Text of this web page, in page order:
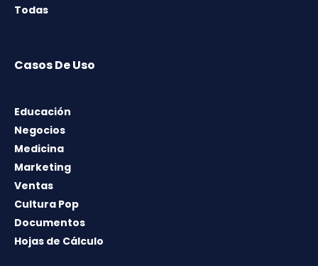
Todas
Casos De Uso
Educación
Negocios
Medicina
Marketing
Ventas
Cultura Pop
Documentos
Hojas de Cálculo